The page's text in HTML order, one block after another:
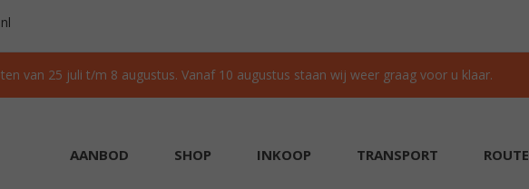
van 25 juli t/m 8 augustus. Vanaf 10 augustus staan wij weer graag voor u klaar.
AANBOD SHOP INKOOP TRANSPORT ROUTE